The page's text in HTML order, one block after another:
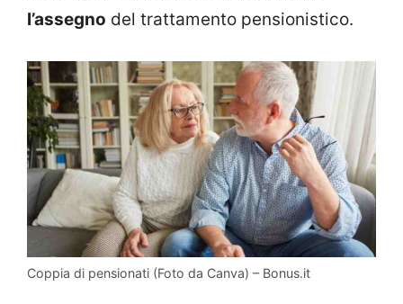
l’assegno del trattamento pensionistico.
Coppia di pensionati (Foto da Canva) – Bonus.it